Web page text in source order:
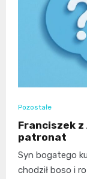
Pozostałe
Franciszek z
patronat
Syn bogatego
chodził boso i